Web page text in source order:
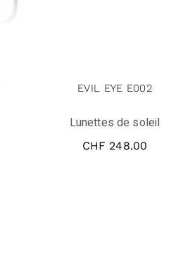
EVIL EYE E002
Lunettes de soleil
CHF 248.00